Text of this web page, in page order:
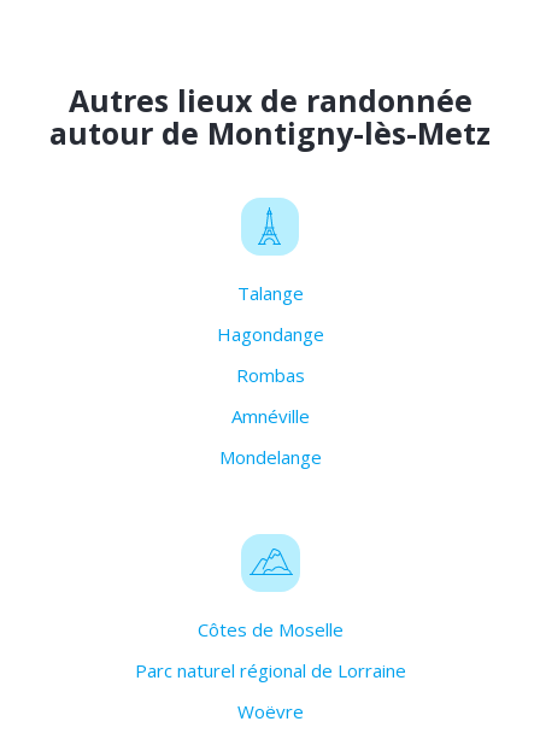
Autres lieux de randonnée
autour de Montigny-lès-Metz
Talange
Hagondange
Rombas
Amnéville
Mondelange
Côtes de Moselle
Parc naturel régional de Lorraine
Woëvre